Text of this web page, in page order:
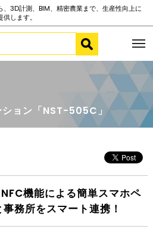
3D計測、BIM、精密農業まで、生産性向上に
します。
ション「NST-505C」
機能による簡単スマホペ
務所をスマート連携！